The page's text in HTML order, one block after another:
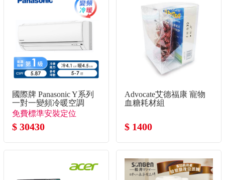
國際牌 Panasonic Y系列
一對一變頻冷暖空調
免費標準安裝定位
$ 30430
Advocate艾德福康 寵物
血糖耗材組
$ 1400